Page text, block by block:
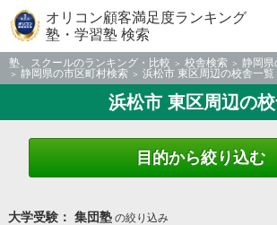
オリコン顧客満足度ランキング
塾・学習塾 検索
塾、スクールのランキング・比較 校舎検索
静岡
静岡県の市区町村検索
浜松市 東区周辺の校舎一覧
浜松市 東区周辺の
目的から絞り込む
大学受験： 集団塾の絞り込み